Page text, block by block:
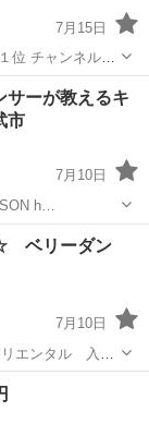
7月15日
位 チャンネル登
グラム®をベー
ドを開発しまし
ケーション能力
サーが教えるキ
市
7月10日
h…
ベリーダン
7月10日
リエンタル 入
Pi-ko ☆ Pi-ko.経歴 ☆ 上...